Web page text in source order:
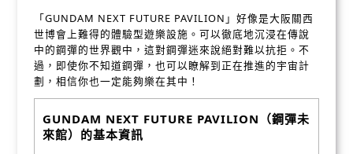
「GUNDAM NEXT FUTURE PAVILION」好像是大阪關西
世博會上難得的體驗型遊樂設施。可以徹底地沉浸在傳說
中的鋼彈的世界觀中，這對鋼彈迷來說絕對難以抗拒。不
過，即使你不知道鋼彈，也可以瞭解到正在推進的宇宙計
劃，相信你也一定能夠樂在其中！
GUNDAM NEXT FUTURE PAVILION（鋼彈未
來館）的基本資訊